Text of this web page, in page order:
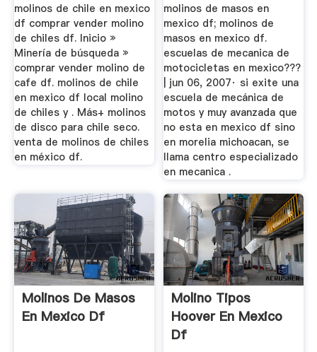
molinos de chile en mexico
df comprar vender molino
de chiles df. Inicio »
Minería de búsqueda »
comprar vender molino de
cafe df. molinos de chile
en mexico df local molino
de chiles y . Más+ molinos
de disco para chile seco.
venta de molinos de chiles
en méxico df.
molinos de masos en
mexico df; molinos de
masos en mexico df.
escuelas de mecanica de
motocicletas en mexico???
| jun 06, 2007· si exite una
escuela de mecánica de
motos y muy avanzada que
no esta en mexico df sino
en morelia michoacan, se
llama centro especializado
en mecanica .
Molinos De Masos
En Mexico Df
Molino Tipos
Hoover En Mexico
Df